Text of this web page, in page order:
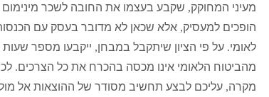
מעיני המחוקק, שקבע בעצמו את החובה לשכר
הופכים למעסיק, אלא שכאן לא מדובר בעסק עם
לאומי. על פי הציון שיתקבל במבחן, ייקבעו מספר שעות
מהביטוח הלאומי אינו מכסה בהכרח את כל הצרכים.
מקרה, עליכם לבצע תחשיב מסודר של ההוצאות אל